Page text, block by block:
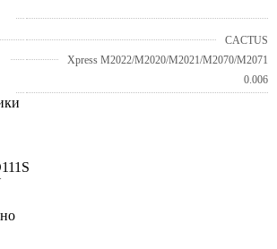
CACTUS
Xpress M2022/M2020/M2021/M2070/M2071
0.006